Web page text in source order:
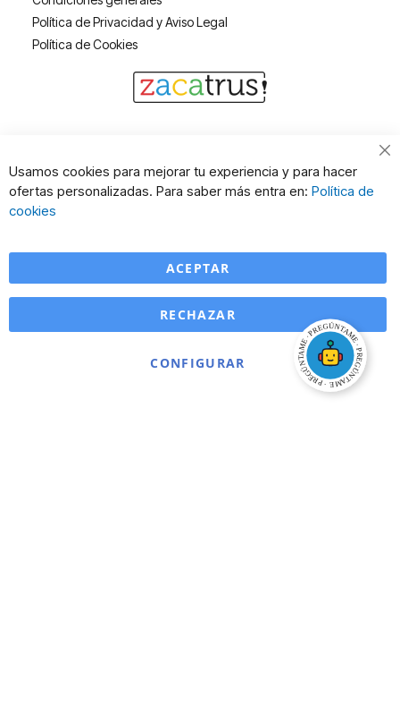
Política de Privacidad y Aviso Legal
Política de Cookies
Usamos cookies para mejorar tu experiencia y para hacer
ofertas personalizadas. Para saber más entra en: Política de
cookies
ACEPTAR
CONFIGURAR
RECHAZAR